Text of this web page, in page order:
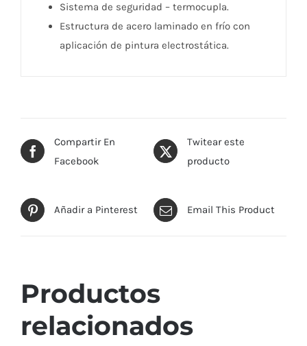
Sistema de seguridad – termocupla.
Estructura de acero laminado en frío con
aplicación de pintura electrostática.
Compartir En
Facebook
Twitear este
producto
Añadir a Pinterest Email This Product
Productos
relacionados